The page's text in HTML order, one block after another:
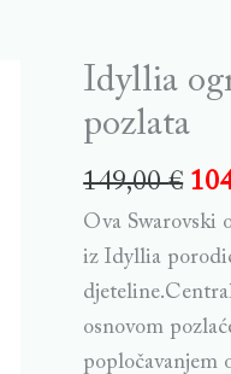
Idyllia
pozlata
149,00€
Ova Swarovski
iz Idyllia
osnovom
popločavanjem